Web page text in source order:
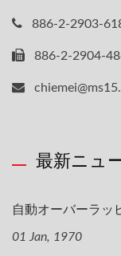
886-2-2903-
886-2-2904-
最新ニュ
自動オーバーラッ
01 Jan, 1970